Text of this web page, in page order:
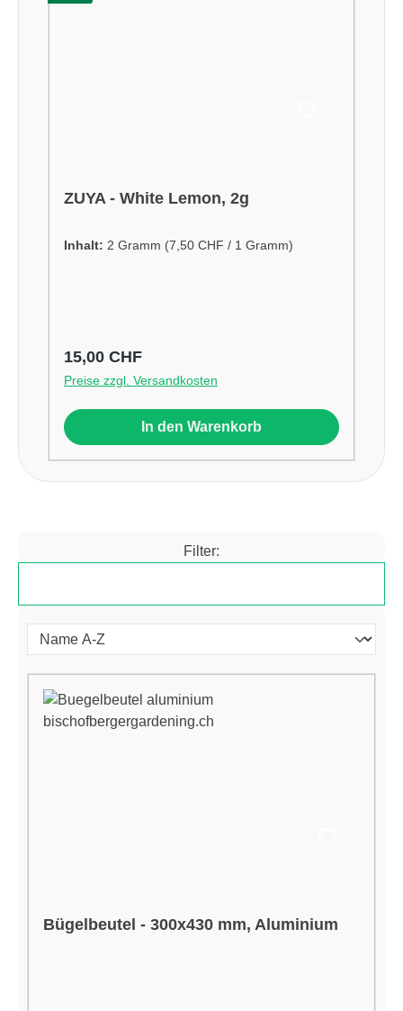
ZUYA - White Lemon, 2g
Inhalt: 2 Gramm (7,50 CHF / 1 Gramm)
Regulärer Preis:
15,00 CHF
Preise zzgl. Versandkosten
In den Warenkorb
Filter:
Bügelbeutel - 300x430 mm, Aluminium